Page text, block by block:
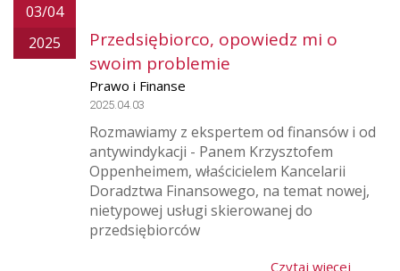
03/04
2025
Przedsiębiorco, opowiedz mi o
swoim problemie
Prawo i Finanse
2025.04.03
Rozmawiamy z ekspertem od finansów i od
antywindykacji - Panem Krzysztofem
Oppenheimem, właścicielem Kancelarii
Doradztwa Finansowego, na temat nowej,
nietypowej usługi skierowanej do
przedsiębiorców
Czytaj więcej